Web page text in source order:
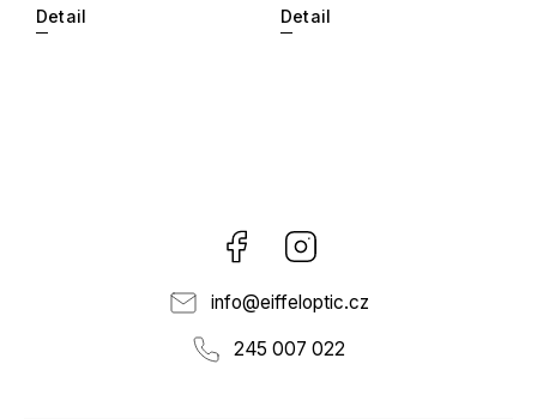
Detail Detail
Facebook
info@eiffeloptic.cz
245 007 022